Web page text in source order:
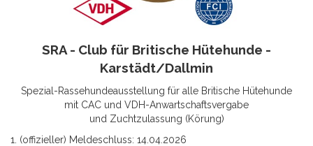
SRA - Club für Britische Hütehunde -
Karstädt/Dallmin
Spezial-Rassehundeausstellung für alle Britische Hütehunde
mit CAC und VDH-Anwartschaftsvergabe
und Zuchtzulassung (Körung)
1. (offizieller) Meldeschluss: 14.04.2026